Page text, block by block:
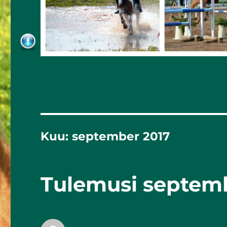
Kuu:september 2017
Tulemusi